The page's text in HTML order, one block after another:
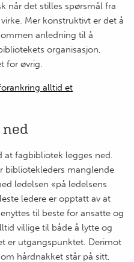
når det stilles spørsmål fra
Mer konstruktivt er det å
anledning til å
organisasjon,
for øvrig.
alltid et
at fagbibliotek legges ned.
bibliotekleders manglende
ledelsen «på ledelsens
ledere er opptatt av at
til beste for ansatte og
villige til både å lytte og
er utgangspunktet. Derimot
hårdnakket står på sitt,